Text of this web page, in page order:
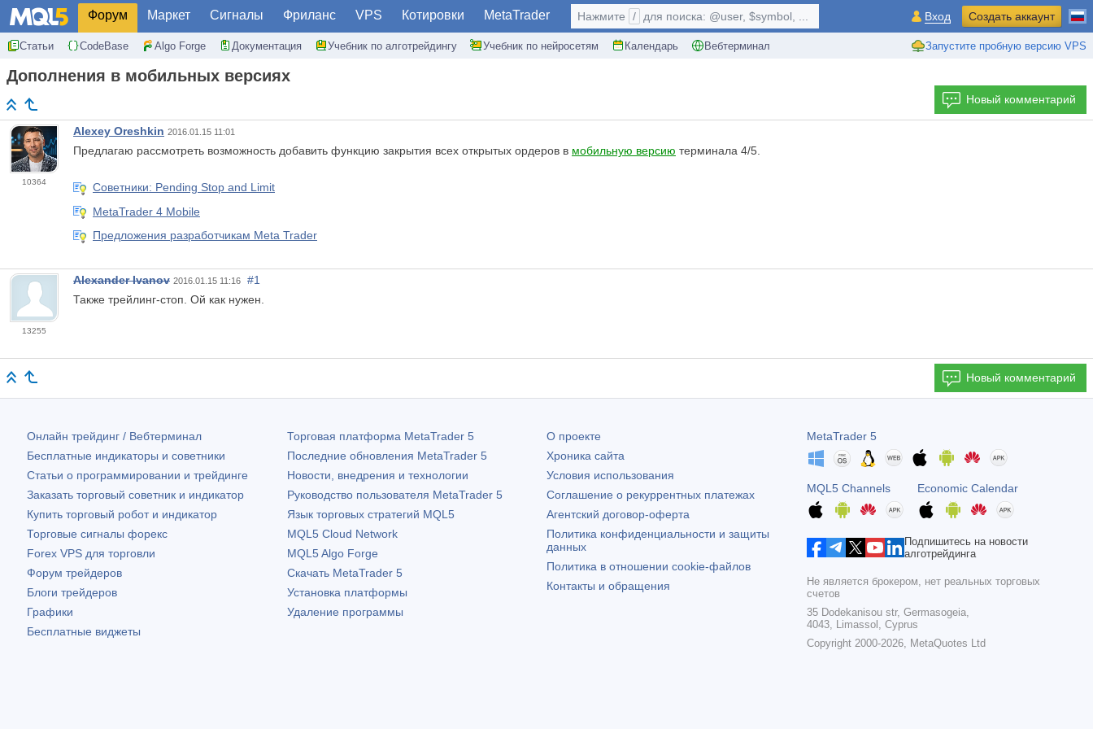
Форум Маркет Сигналы Фриланс VPS Котировки MetaTrader
Статьи CodeBase Algo Forge Документация Учебник по алготрейдингу Учебник по нейросетям Календарь Вебтерминал Запустите пробную версию VPS
Нажмите / для поиска: @user, $symbol, ... Вход Создать аккаунт
Дополнения в мобильных версиях
Новый комментарий
10364
Alexey Oreshkin 2016.01.15 11:01
Предлагаю рассмотреть возможность добавить функцию закрытия всех открытых ордеров в мобильную версию терминала 4/5.
Советники: Pending Stop and Limit
MetaTrader 4 Mobile
Предложения разработчикам Meta Trader
13255
Alexander Ivanov 2016.01.15 11:16
#1
Также трейлинг-стоп. Ой как нужен.
Новый комментарий
Онлайн трейдинг / Вебтерминал
Бесплатные индикаторы и советники
Статьи о программировании и трейдинге
Заказать торговый советник и индикатор
Купить торговый робот и индикатор
Торговые сигналы форекс
Forex VPS для торговли
Форум трейдеров
Блоги трейдеров
Графики
Бесплатные виджеты
Торговая платформа MetaTrader 5
Последние обновления MetaTrader 5
Новости, внедрения и технологии
Руководство пользователя MetaTrader 5
Язык торговых стратегий MQL5
MQL5 Cloud Network
MQL5 Algo Forge
Скачать MetaTrader 5
Установка платформы
Удаление программы
О проекте
Хроника сайта
Условия использования
Соглашение о рекуррентных платежах
Агентский договор-оферта
Политика конфиденциальности и защиты
данных
Политика в отношении cookie-файлов
Контакты и обращения
MetaTrader 5
MQL5 Channels Economic Calendar
Подпишитесь на новости
алготрейдинга
Не является брокером, нет реальных торговых
счетов
35 Dodekanisou str, Germasogeia,
4043, Limassol, Cyprus
Copyright 2000-2026,
MetaQuotes Ltd